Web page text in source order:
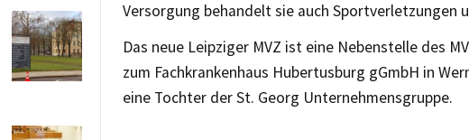
Versorgung behandelt sie auch Sportverletzungen
Das neue Leipziger MVZ ist eine Nebenstelle des
zum Fachkrankenhaus Hubertusburg gGmbH in
eine Tochter der St. Georg Unternehmensgruppe.